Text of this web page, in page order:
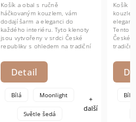
Detail
Košík a obal s ručně
háčkovaným kouzlem, vám
dodají šarm a eleganci do
každého interiéru. Tyto klenoty
jsou vytvořeny v srdci České
republiky s ohledem na tradiční
Bílá Moonlight
Světle šedá
+
další
Košík s
Tento
České
tradiční
Bílá